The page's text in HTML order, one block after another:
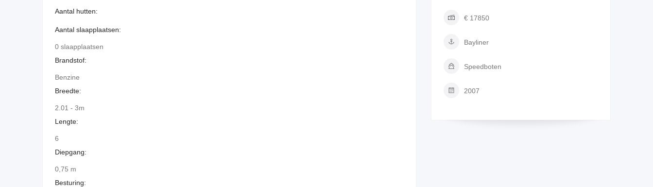
Aantal hutten:
Aantal slaapplaatsen:
0 slaapplaatsen
Brandstof:
Benzine
Breedte:
2.01 - 3m
Lengte:
6
Diepgang:
0,75 m
Besturing:
€ 17850
Bayliner
Speedboten
2007